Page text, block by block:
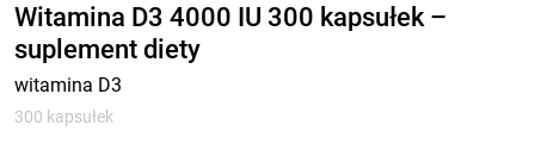
Witamina D3 4000 IU 300 kapsułek –
suplement diety
witamina D3
300 kapsułek